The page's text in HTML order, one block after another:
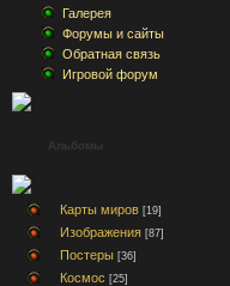
Галерея
Форумы и сайты
Обратная связь
Игровой форум
Альбомы
Карты миров [19]
Изображения [87]
Постеры [36]
Космос [25]